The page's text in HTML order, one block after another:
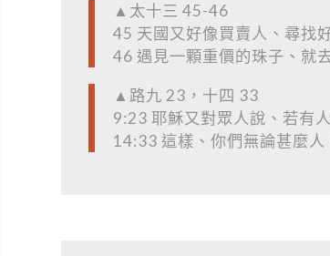
▲太十三 45-46
45 天國又好像買賣人、尋找
46 遇見一顆重價的珠子、就
▲路九 23，十四 33
9:23 耶穌又對眾人說、若有
14:33 這樣、你們無論甚麼